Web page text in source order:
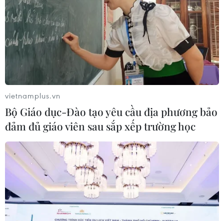
Hong Kong công bố thêm 3 người nhiễm
virus corona mới
29/01/2020 14:53
Hong Kong đã ghi nhận thêm 3 người có kết quả xét
nghiệm ban đầu dương tính với loại virus corona, nâng
tổng số ca được xác nhận tại đặc khu hành chính này
lên 11 ca.
vietnamplus.vn
Bộ Giáo dục-Đào tạo yêu cầu địa phương bảo
đảm đủ giáo viên sau sắp xếp trường học